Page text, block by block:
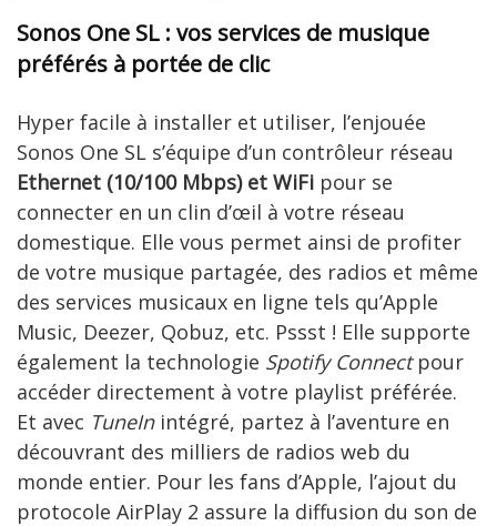
Sonos One SL : vos services de musique
préférés à portée de clic
Hyper facile à installer et utiliser, l’enjouée
Sonos One SL s’équipe d’un contrôleur réseau
Ethernet (10/100 Mbps) et WiFi pour se
connecter en un clin d’œil à votre réseau
domestique. Elle vous permet ainsi de profiter
de votre musique partagée, des radios et même
des services musicaux en ligne tels qu’Apple
Music, Deezer, Qobuz, etc. Pssst ! Elle supporte
également la technologie Spotify Connectpour
accéder directement à votre playlist préférée.
Et avec TuneInintégré, partez à l’aventure en
découvrant des milliers de radios web du
monde entier. Pour les fans d’Apple, l’ajout du
protocole AirPlay 2 assure la diffusion du son de